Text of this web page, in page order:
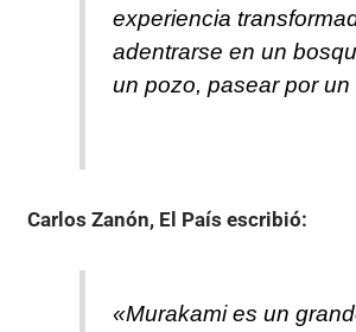
experiencia
adentrarse en un
un pozo, pasear por un
Carlos Zanón, El País escribió:
«Murakami es un